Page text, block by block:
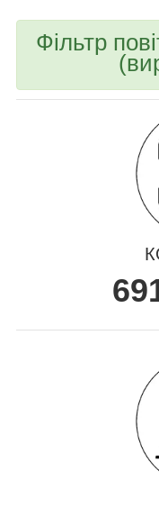
Фільтр